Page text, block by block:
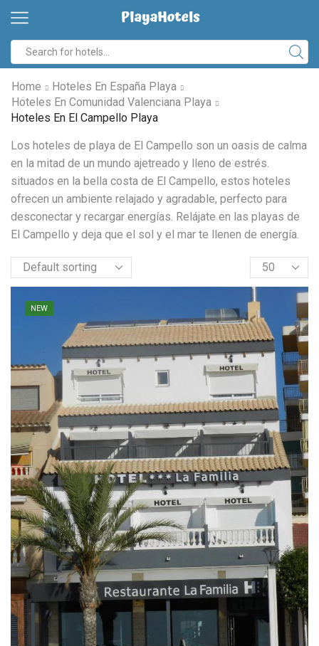
Home
Hoteles En España Playa
Hoteles En Comunidad Valenciana Playa
Hoteles En El Campello Playa
Los hoteles de playa de El Campello son un oasis de calma
en la mitad de un mundo ajetreado y lleno de estrés.
situados en la bella costa de El Campello, estos hoteles
ofrecen un ambiente relajado y agradable, perfecto para
desconectar y recargar energías. Relájate en las playas de
El Campello y deja que el sol y el mar te llenen de energía.
NEW